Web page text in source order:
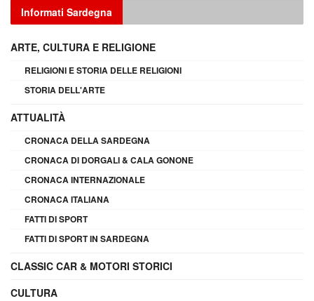
Informati Sardegna
ARTE, CULTURA E RELIGIONE
RELIGIONI E STORIA DELLE RELIGIONI
STORIA DELL'ARTE
ATTUALITÀ
CRONACA DELLA SARDEGNA
CRONACA DI DORGALI & CALA GONONE
CRONACA INTERNAZIONALE
CRONACA ITALIANA
FATTI DI SPORT
FATTI DI SPORT IN SARDEGNA
CLASSIC CAR & MOTORI STORICI
CULTURA